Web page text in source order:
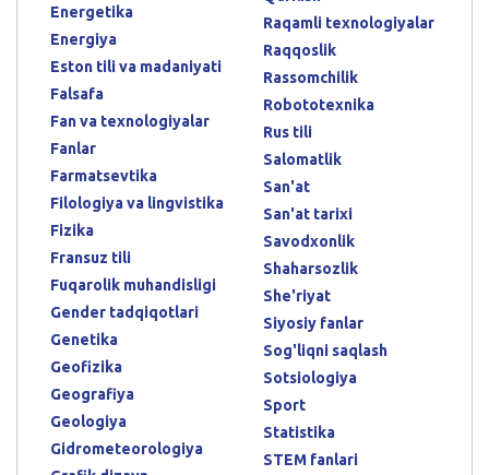
Energetika
Energiya
Eston tili va madaniyati
Falsafa
Fan va texnologiyalar
Fanlar
Farmatsevtika
Filologiya va lingvistika
Fizika
Fransuz tili
Fuqarolik muhandisligi
Gender tadqiqotlari
Genetika
Geofizika
Geografiya
Geologiya
Gidrometeorologiya
Raqamli texnologiyalar
Raqqoslik
Rassomchilik
Robototexnika
Rus tili
Salomatlik
San'at
San'at tarixi
Savodxonlik
Shaharsozlik
She'riyat
Siyosiy fanlar
Sog'liqni saqlash
Sotsiologiya
Sport
Statistika
STEM fanlari